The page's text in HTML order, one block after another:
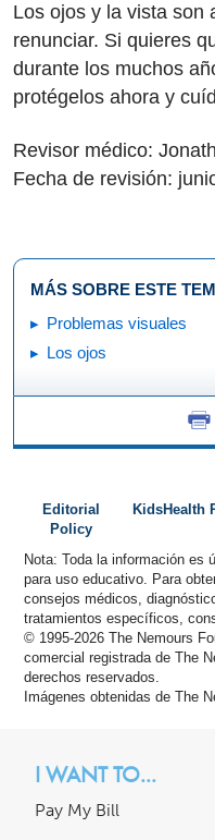
Los ojos y la vista son
renunciar. Si quieres
durante los muchos
protégelos ahora y
Revisor médico:
Fecha de revisión:
MÁS SOBRE ESTE
Problemas visuales
Los ojos
Editorial
Policy
KidsHealth
Nota: Toda la información es
para uso educativo. Para
consejos médicos,
tratamientos específicos,
© 1995-2026 The Nemours
comercial registrada de The
derechos reservados.
Imágenes obtenidas de The
I WANT TO...
Pay My Bill